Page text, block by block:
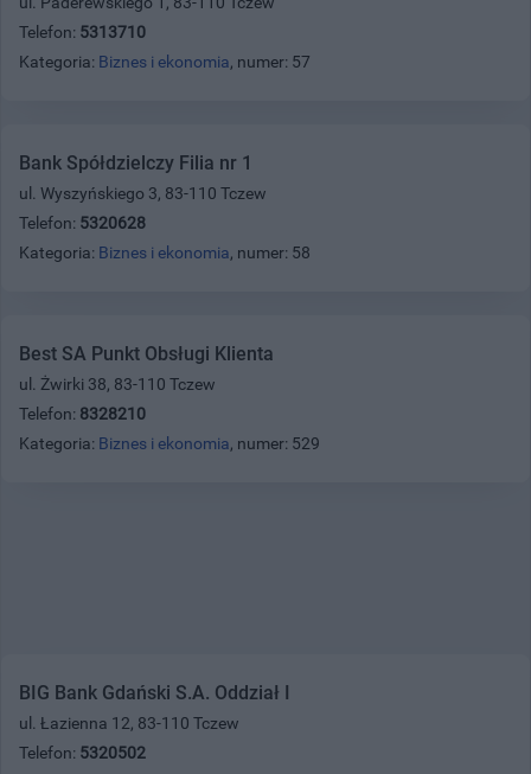
Telefon: 5313710
Kategoria: Biznes i ekonomia, numer: 57
Bank Spółdzielczy Filia nr 1
ul. Wyszyńskiego 3, 83-110 Tczew
Telefon: 5320628
Kategoria: Biznes i ekonomia, numer: 58
Best SA Punkt Obsługi Klienta
ul. Żwirki 38, 83-110 Tczew
Telefon: 8328210
Kategoria: Biznes i ekonomia, numer: 529
BIG Bank Gdański S.A. Oddział I
ul. Łazienna 12, 83-110 Tczew
Telefon: 5320502